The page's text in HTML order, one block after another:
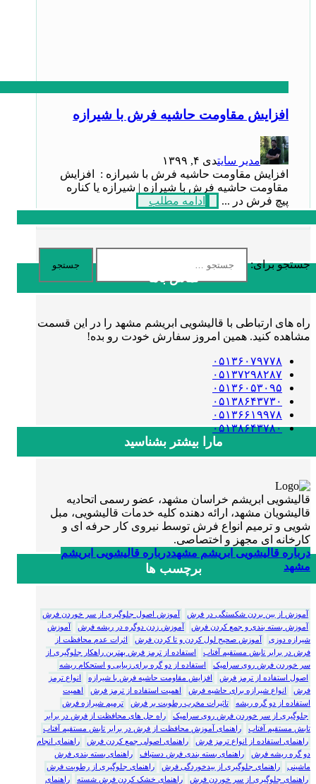
افزایش مقاومت حاشیه فرش با شیرازه
مدیر سایتدی ۴, ۱۳۹۹
افزایش مقاومت حاشیه فرش با شیرازه : افزایش
مقاومت حاشیه فرش با شیرازه | شیرازه یا کناره
پیچ فرش در ...
ادامه مطلب
جستجو برای:
تماس باما
راه های ارتباطی با قالیشویی ابریشم مشهد را در این قسمت
مشاهده کنید. همین امروز سفارش خودت رو بده!
۰۵۱۳۶۰۷۹۷۷۸
۰۵۱۳۷۲۹۸۲۸۷
۰۵۱۳۶۰۵۳۰۹۵
۰۵۱۳۸۶۴۳۷۳۰
۰۵۱۳۶۶۱۹۹۷۸
۰۵۱۳۸۶۴۳۷۸۰
مارا بیشتر بشناسید
قالیشویی ابریشم خراسان مشهد، عضو رسمی اتحادیه
قالیشویان مشهد، ارائه دهنده کلیه خدمات قالیشویی، مبل
شویی و ترمیم انواع فرش توسط نیروی کار حرفه ای و
کارخانه ای مجهز و اختصاصی.
درباره قالیشویی ابریشم مشهددرباره قالیشویی ابریشم
مشهد
برچسب ها
آموزش از بین بردن شکستگی در فرش
آموزش اصول جلوگیری از سر خوردن فرش
آموزش بسته بندی و جمع کردن فرش
آموزش زدن دوگره در ریشه فرش
آموزش
شیرازه دوزی
آموزش صحیح لول کردن و تا کردن فرش
اثرات عدم محافظت از
فرش در برابر تابش مستقیم آفتاب
استفاده از ترمز فرش بهترین راهکار جلوگیری از
سر خوردن فرش روی سرامیک
استفاده از دو گره برای زیبایی و استحکام ریشه
اصول استفاده از ترمز فرش
افزایش مقاومت حاشیه فرش با شیرازه
انواع ترمز
فرش
انواع شیرازه برای حاشیه فرش اهمیت استفاده از ترمز فرش
اهمیت
استفاده از دو گره ریشه
تاثیرات مخرب رطوبت بر فرش
ترمیم شیرازه فرش
جلوگیری از سر خوردن فرش روی سرامیک
راه حل های محافظت از فرش در برابر
تابش مستقیم آفتاب
راهنمای آموزش محافظت از فرش در برابر تابش مستقیم آفتاب
راهنمای استفاده از انواع ترمز فرش
راهنمای اصولی جمع کردن فرش
راهنمای انجام
دو گره ریشه فرش
راهنمای بسته بندی فرش دستباف
راهنمای بسته بندی فرش
ماشینی
راهنمای جلوگیری از بیدخوردگی فرش
راهنمای جلوگیری از رطوبت فرش
راهنمای جلوگیری از سر خوردن فرش
راهنمای خشک کردن فرش شسته
راهنمای